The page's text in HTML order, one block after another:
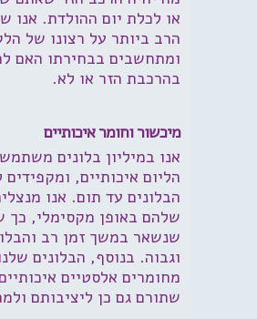
או לכלת יום ההולדת. אנו
הרב ביותר על רצונו של
ומתחשבים בבחירתו האם
בהרכבת הזר או לא.
מיכשור וחומר איכותיים
אנו במיליון בלונים
הליום איכותיים,
הבלונים עד תום. אנו
שלהם באופן מקסימלי, כך
שנשאר במשך זמן רב
וגבוה. בנוסף, הבלונים
מחומרים אלסטיים
שתורם גם כן ליציבותם